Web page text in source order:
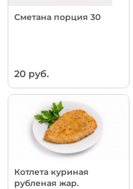
Сметана порция 30
20 руб.
Котлета куриная
рубленая жар.